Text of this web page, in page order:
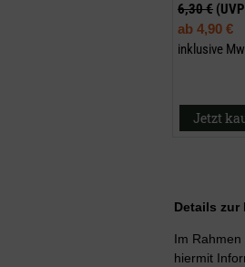
6,30 €
ab 4,90 €
inklusive
Jetzt
Details
Im
hiermit